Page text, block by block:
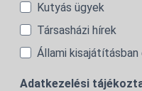
Kutyás ügyek
Társasházi hírek
Állami
Adatkezelési